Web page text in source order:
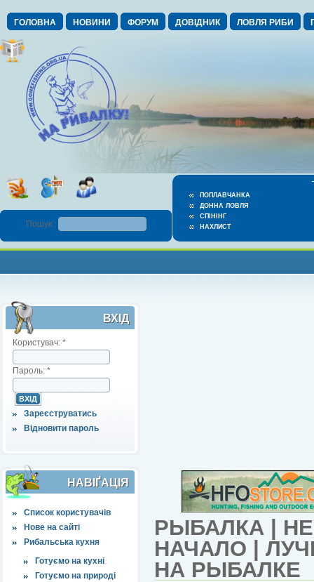
ГОЛОВНА НОВИНИ ФОРУМ ДОВІДНИК ЛОВЛЯ РИБИ
ПОПЛАВЧАНКА
ДОННА ЛОВЛЯ
СПІНІНГ
НАХЛИСТ
Пошук :
ВХІД
Користувач: *
Пароль: *
Зареєструватись
Відновити пароль
НАВІҐАЦІЯ
Список користувачів
Нове на сайті
Рибальська кухня
Готуємо на кухні
Готуємо на природі
РЫБАЛКА |
НАЧАЛО |
НА РЫБАЛКЕ